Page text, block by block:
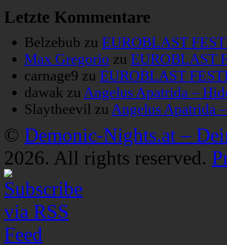
Letzte Kommentare
Belzebub zu EUROBLAST
Max Gregorio zu EUROBLAST
carnage9 zu EUROBLAST
dawak zu Angelus Apatrida –
Slaytheevil zu Angelus Apatrida
© Demonic-Nights.at –
2026. All rights reserved.